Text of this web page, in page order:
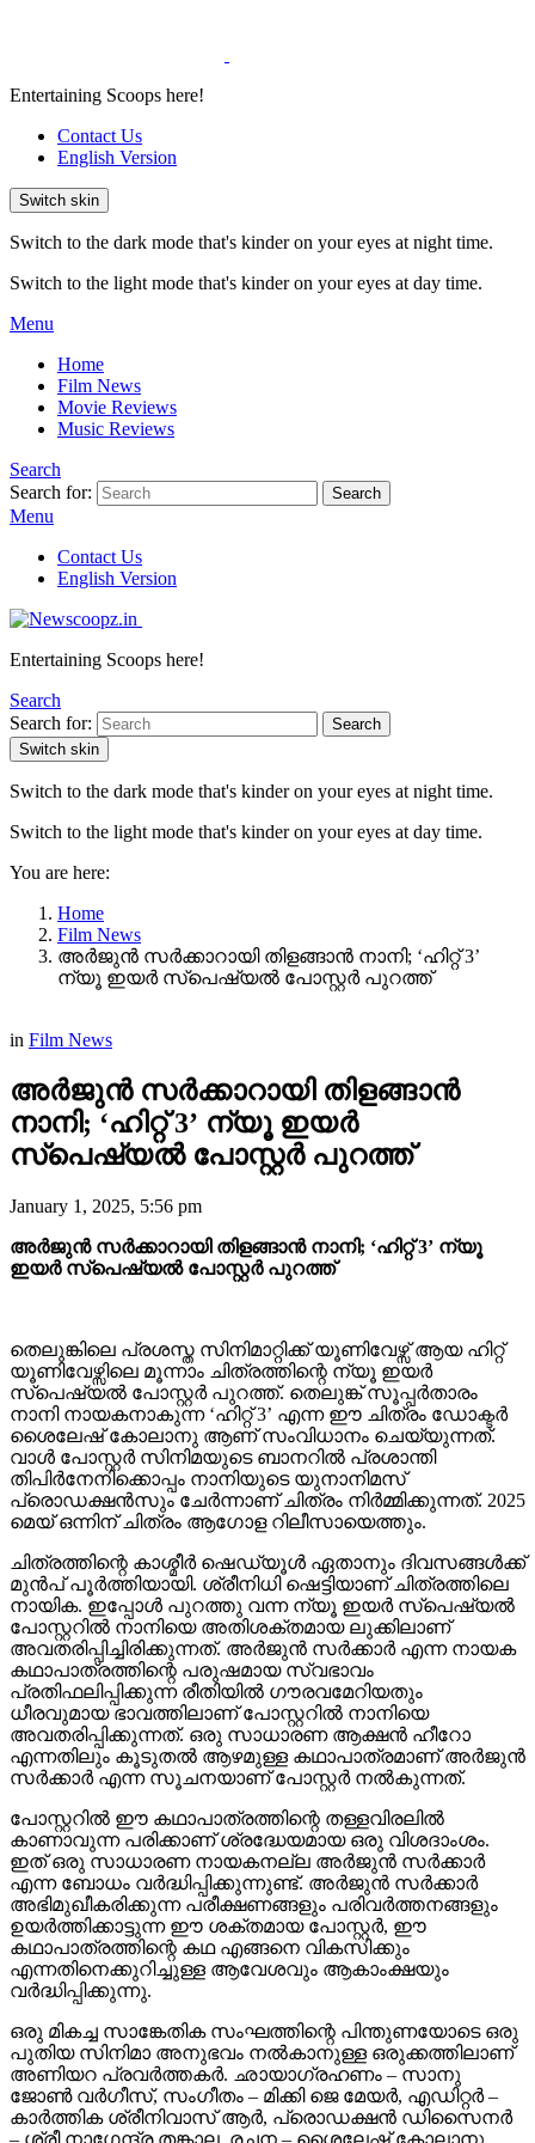
Entertaining Scoops here!
Contact Us
English Version
Switch skin
Switch to the dark mode that's kinder on your eyes at night time.
Switch to the light mode that's kinder on your eyes at day time.
Menu
Home
Film News
Movie Reviews
Music Reviews
Search
Search for:
Search
Menu
Contact Us
English Version
Entertaining Scoops here!
Search
Search for:
Search
Switch skin
Switch to the dark mode that's kinder on your eyes at night time.
Switch to the light mode that's kinder on your eyes at day time.
You are here:
Home
Film News
അർജുൻ സർക്കാറായി തിളങ്ങാൻ നാനി; ‘ഹിറ്റ് 3’
ന്യൂ ഇയർ സ്പെഷ്യൽ പോസ്റ്റർ പുറത്ത്
in Film News
അർജുൻ സർക്കാറായി തിളങ്ങാൻ
നാനി; ‘ഹിറ്റ് 3’ ന്യൂ ഇയർ
സ്പെഷ്യൽ പോസ്റ്റർ പുറത്ത്
January 1, 2025, 5:56 pm
അർജുൻ സർക്കാറായി തിളങ്ങാൻ നാനി; ‘ഹിറ്റ് 3’ ന്യൂ
ഇയർ സ്പെഷ്യൽ പോസ്റ്റർ പുറത്ത്
തെലുങ്കിലെ പ്രശസ്ത സിനിമാറ്റിക്ക് യൂണിവേഴ്സ് ആയ ഹിറ്റ്
യൂണിവേഴ്സിലെ മൂന്നാം ചിത്രത്തിന്റെ ന്യൂ ഇയർ
സ്പെഷ്യൽ പോസ്റ്റർ പുറത്ത്. തെലുങ്ക് സൂപ്പർതാരം
നാനി നായകനാകുന്ന ‘ഹിറ്റ് 3’ എന്ന ഈ ചിത്രം ഡോക്ടർ
ശൈലേഷ് കോലാനു ആണ് സംവിധാനം ചെയ്യുന്നത്.
വാൾ പോസ്റ്റർ സിനിമയുടെ ബാനറിൽ പ്രശാന്തി
തിപിർനേനിക്കൊപ്പം നാനിയുടെ യുനാനിമസ്
പ്രൊഡക്ഷൻസും ചേർന്നാണ് ചിത്രം നിർമ്മിക്കുന്നത്. 2025
മെയ് ഒന്നിന് ചിത്രം ആഗോള റിലീസായെത്തും.
ചിത്രത്തിന്റെ കാശ്മീർ ഷെഡ്യൂൾ ഏതാനും ദിവസങ്ങൾക്ക്
മുൻപ് പൂർത്തിയായി. ശ്രീനിധി ഷെട്ടിയാണ് ചിത്രത്തിലെ
നായിക. ഇപ്പോൾ പുറത്തു വന്ന ന്യൂ ഇയർ സ്പെഷ്യൽ
പോസ്റ്ററിൽ നാനിയെ അതിശക്തമായ ലുക്കിലാണ്
അവതരിപ്പിച്ചിരിക്കുന്നത്. അർജുൻ സർക്കാർ എന്ന നായക
കഥാപാത്രത്തിന്റെ പരുഷമായ സ്വഭാവം
പ്രതിഫലിപ്പിക്കുന്ന രീതിയിൽ ഗൗരവമേറിയതും
ധീരവുമായ ഭാവത്തിലാണ് പോസ്റ്ററിൽ നാനിയെ
അവതരിപ്പിക്കുന്നത്. ഒരു സാധാരണ ആക്ഷൻ ഹീറോ
എന്നതിലും കൂടുതൽ ആഴമുള്ള കഥാപാത്രമാണ് അർജുൻ
സർക്കാർ എന്ന സൂചനയാണ് പോസ്റ്റർ നൽകുന്നത്.
പോസ്റ്ററിൽ ഈ കഥാപാത്രത്തിന്റെ തള്ളവിരലിൽ
കാണാവുന്ന പരിക്കാണ് ശ്രദ്ധേയമായ ഒരു വിശദാംശം.
ഇത് ഒരു സാധാരണ നായകനല്ല അർജുൻ സർക്കാർ
എന്ന ബോധം വർദ്ധിപ്പിക്കുന്നുണ്ട്. അർജുൻ സർക്കാർ
അഭിമുഖീകരിക്കുന്ന പരീക്ഷണങ്ങളും പരിവർത്തനങ്ങളും
ഉയർത്തിക്കാട്ടുന്ന ഈ ശക്തമായ പോസ്റ്റർ, ഈ
കഥാപാത്രത്തിന്റെ കഥ എങ്ങനെ വികസിക്കും
എന്നതിനെക്കുറിച്ചുള്ള ആവേശവും ആകാംക്ഷയും
വർദ്ധിപ്പിക്കുന്നു.
ഒരു മികച്ച സാങ്കേതിക സംഘത്തിന്റെ പിന്തുണയോടെ ഒരു
പുതിയ സിനിമാ അനുഭവം നൽകാനുള്ള ഒരുക്കത്തിലാണ്
അണിയറ പ്രവർത്തകർ. ഛായാഗ്രഹണം – സാനു
ജോൺ വർഗീസ്, സംഗീതം – മിക്കി ജെ മേയർ, എഡിറ്റർ –
കാർത്തിക ശ്രീനിവാസ് ആർ, പ്രൊഡക്ഷൻ ഡിസൈനർ
– ശ്രീ നാഗേന്ദ്ര തങ്കാല, രചന – ശൈലേഷ് കോലാനു,